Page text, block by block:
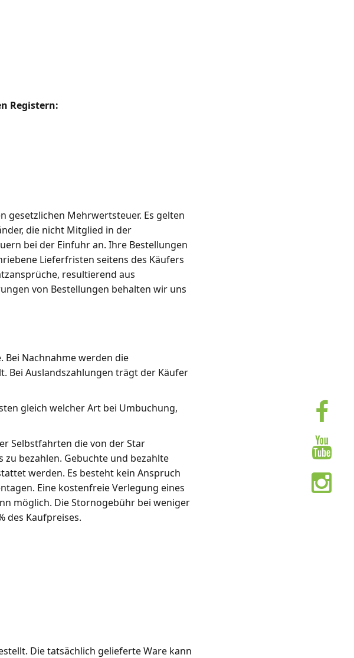
Registern:
gesetzlichen Mehrwertsteuer. Es gelten
die nicht Mitglied in der
bei der Einfuhr an. Ihre Bestellungen
Lieferfristen seitens des Käufers
resultierend aus
von Bestellungen behalten wir uns
Nachnahme werden die
Bei Auslandszahlungen trägt der Käufer
gleich welcher Art bei Umbuchung,
Selbstfahrten die von der Star
bezahlen. Gebuchte und bezahlte
werden. Es besteht kein Anspruch
Eine kostenfreie Verlegung eines
möglich. Die Stornogebühr bei weniger
des Kaufpreises.
Die tatsächlich gelieferte Ware kann